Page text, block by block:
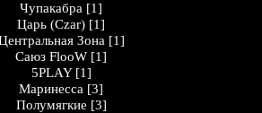
Чупакабра [1]
Царь (Czar) [1]
Зона [1]
Саюз FlooW [1]
5PLAY [1]
Маринесса [3]
Полумягкие [3]